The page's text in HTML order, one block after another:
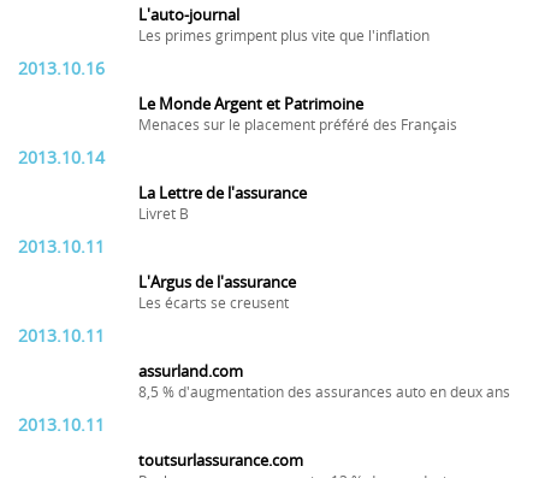
L'auto-journal
Les primes grimpent plus vite que l'inflation
2013.10.16
Le Monde Argent et Patrimoine
Menaces sur le placement préféré des Français
2013.10.14
La Lettre de l'assurance
Livret B
2013.10.11
L'Argus de l'assurance
Les écarts se creusent
2013.10.11
assurland.com
8,5 % d'augmentation des assurances auto en deux ans
2013.10.11
toutsurlassurance.com